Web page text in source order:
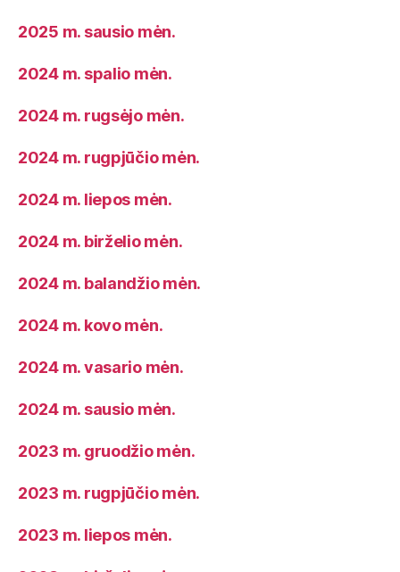
2025 m. sausio mėn.
2024 m. spalio mėn.
2024 m. rugsėjo mėn.
2024 m. rugpjūčio mėn.
2024 m. liepos mėn.
2024 m. birželio mėn.
2024 m. balandžio mėn.
2024 m. kovo mėn.
2024 m. vasario mėn.
2024 m. sausio mėn.
2023 m. gruodžio mėn.
2023 m. rugpjūčio mėn.
2023 m. liepos mėn.